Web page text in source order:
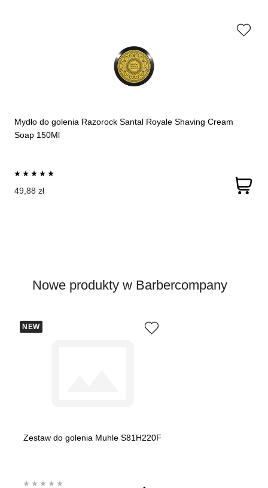
Mydło do golenia Razorock Santal Royale Shaving Cream
Soap 150Ml
49,88 zł
Nowe produkty w Barbercompany
NEW
Zestaw do golenia Muhle S81H220F